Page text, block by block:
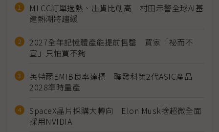
MLCC訂單過熱、出貨比創高 村田示警全球AI基
建熱潮將趨緩
2027全年記憶體產能提前售罄 買家「祕而不
宣」只怕買不夠
英特爾EMIB良率達標 聯發科第2代ASIC產品
2028準時量產
SpaceX晶片採購大轉向 Elon Musk捨超微全面
採用NVIDIA